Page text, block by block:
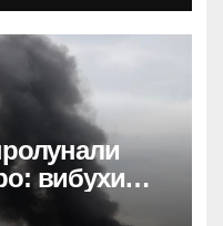
вибухи